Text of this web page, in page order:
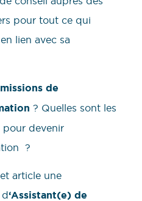
pour tout ce qui
lien avec sa
missions de
? Quelles sont les
pour devenir
?
article une
‘Assistant(e) de